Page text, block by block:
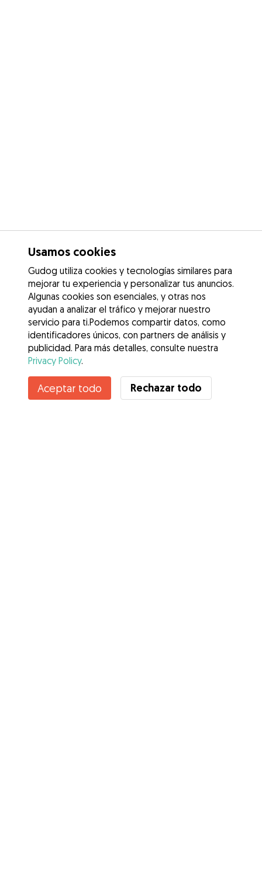
¿Conoces los Beneficios de Gudog? Ver más
Usamos cookies
Gudog utiliza cookies y tecnologías similares para
mejorar tu experiencia y personalizar tus anuncios.
Algunas cookies son esenciales, y otras nos
ayudan a analizar el tráfico y mejorar nuestro
servicio para ti.Podemos compartir datos, como
identificadores únicos, con partners de análisis y
publicidad. Para más detalles, consulte nuestra
Privacy Policy.
Aceptar todo Rechazar todo